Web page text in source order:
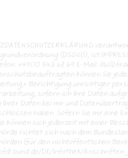
(DSGVO),
+49170 543 68 69 E-Mail:
können Sie
Berichtigung unrichtiger
sofern ich Ihre Daten
Ihrer Daten bei mir und
haben. Sofern Sie mir eine
können sich jederzeit mit einer
richtet sich nach dem
(für den nichtöffentlichen
DE/Infothek/